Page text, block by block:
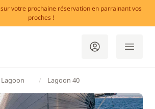
sur votre prochaine réservation en parrainant vos
proches !
Lagoon Lagoon 40